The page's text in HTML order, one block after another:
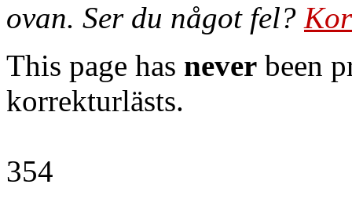
ovan. Ser du något fel?
This page has never been
korrekturlästs.
354